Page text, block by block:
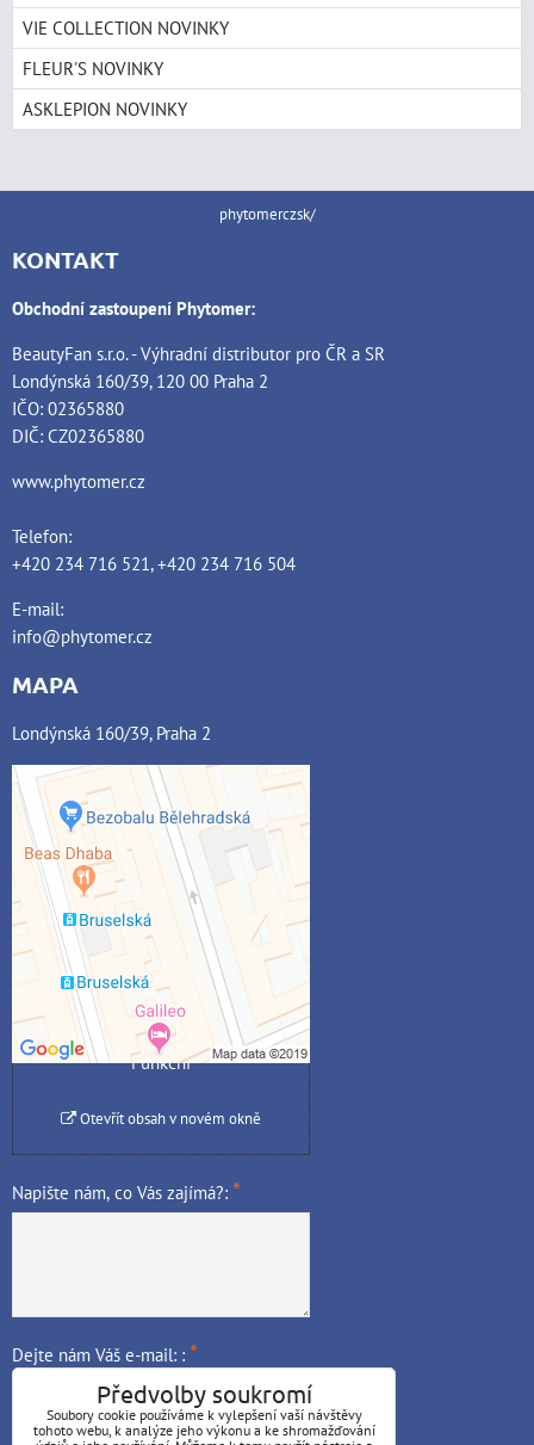
VIE COLLECTION NOVINKY
FLEUR'S NOVINKY
ASKLEPION NOVINKY
phytomerczsk/
KONTAKT
Obchodní zastoupení Phytomer:
BeautyFan s.r.o. - Výhradní distributor pro ČR a SR
Londýnská 160/39, 120 00 Praha 2
IČO: 02365880
DIČ: CZ02365880
www.phytomer.cz
Telefon:
+420 234 716 521, +420 234 716 504
E-mail:
info@phytomer.cz
MAPA
Londýnská 160/39, Praha 2
Externí obsah je blokován
Volbami soukromí
Přejete si načíst externí obsah?
Povolit jednou
Povolit a zapamatovat -
souhlas s druhem cookie:
Funkční
Otevřít obsah v novém okně
Napište nám, co Vás zajímá?: *
Dejte nám Váš e-mail: : *
Předvolby soukromí
Soubory cookie používáme k vylepšení vaší návštěvy
tohoto webu, k analýze jeho výkonu a ke shromažďování